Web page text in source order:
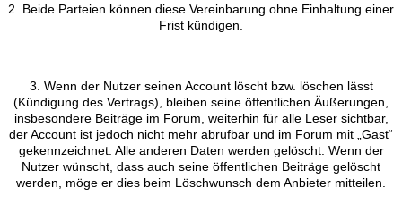
2. Beide Parteien können diese Vereinbarung ohne Einhaltung einer
Frist kündigen.
3. Wenn der Nutzer seinen Account löscht bzw. löschen lässt
(Kündigung des Vertrags), bleiben seine öffentlichen Äußerungen,
insbesondere Beiträge im Forum, weiterhin für alle Leser sichtbar,
der Account ist jedoch nicht mehr abrufbar und im Forum mit „Gast“
gekennzeichnet. Alle anderen Daten werden gelöscht. Wenn der
Nutzer wünscht, dass auch seine öffentlichen Beiträge gelöscht
werden, möge er dies beim Löschwunsch dem Anbieter mitteilen.